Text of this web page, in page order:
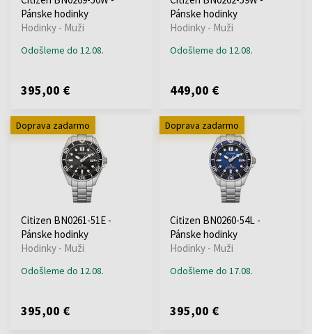
Pánske hodinky
Hodinky - Muži
Odošleme do 12.08.
395,00 €
Pánske hodinky
Hodinky - Muži
Odošleme do 12.08.
449,00 €
Doprava zadarmo
Citizen BN0261-51E -
Pánske hodinky
Hodinky - Muži
Odošleme do 12.08.
395,00 €
Doprava zadarmo
Citizen BN0260-54L -
Pánske hodinky
Hodinky - Muži
Odošleme do 17.08.
395,00 €